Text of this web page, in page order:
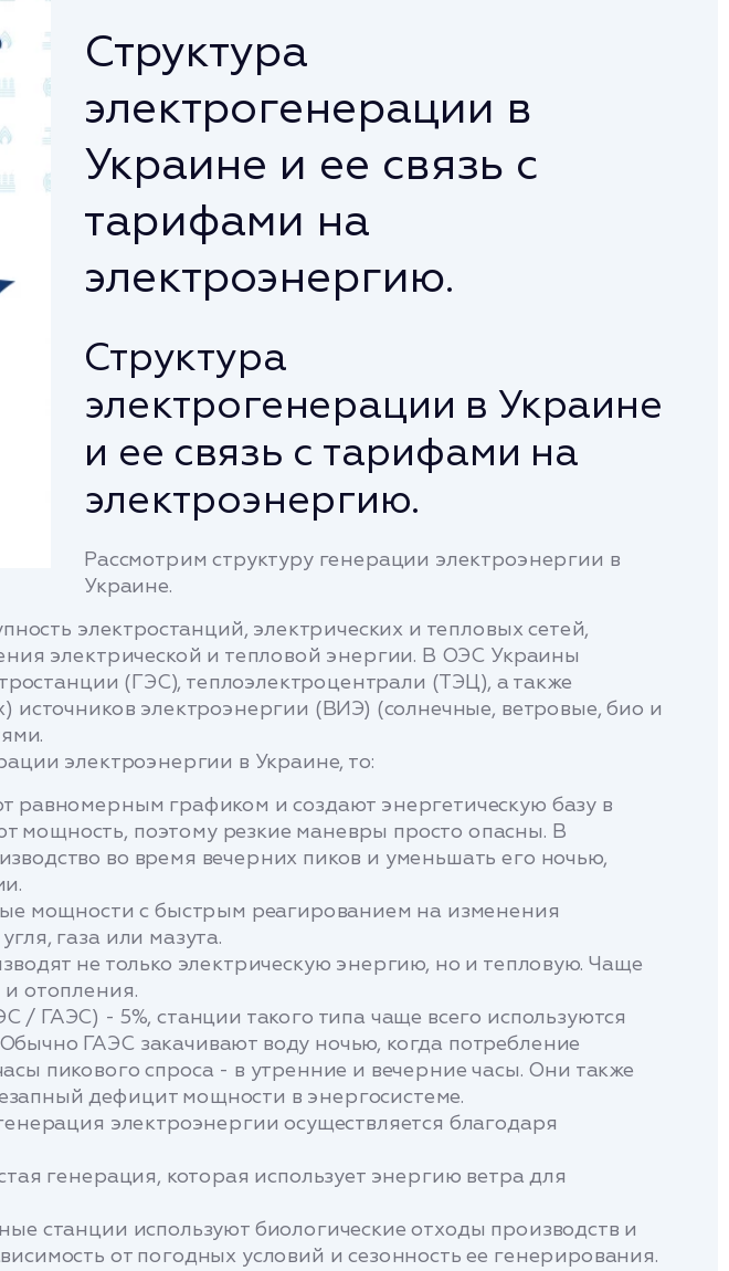
Структура
электрогенерации в
Украине и ее связь с
тарифами на
электроэнергию.
Структура
электрогенерации в Украине
и ее связь с тарифами на
электроэнергию.
Рассмотрим структуру генерации электроэнергии в
Украине.
электростанций, электрических и тепловых сетей,
электрической и тепловой энергии. В ОЭС Украины
(ГЭС), теплоэлектроцентрали (ТЭЦ), а также
электроэнергии (ВИЭ) (солнечные, ветровые, био и
электроэнергии в Украине, то:
равномерным графиком и создают энергетическую базу в
мощность, поэтому резкие маневры просто опасны. В
во время вечерних пиков и уменьшать его ночью,
мощности с быстрым реагированием на изменения
газа или мазута.
не только электрическую энергию, но и тепловую. Чаще
и отопления.
ГАЭС) - 5%, станции такого типа чаще всего используются
ГАЭС закачивают воду ночью, когда потребление
пикового спроса - в утренние и вечерние часы. Они также
дефицит мощности в энергосистеме.
электроэнергии осуществляется благодаря
генерация, которая использует энергию ветра для
станции используют биологические отходы производств и
от погодных условий и сезонность ее генерирования.